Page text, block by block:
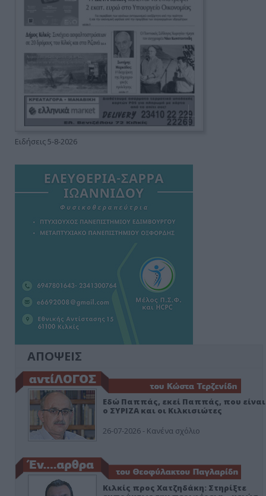
Ειδήσεις 5-8-2026
ΑΠΟΨΕΙΣ
Εδώ Παππάς, εκεί Παππάς, που είναι
ο ΣΥΡΙΖΑ και οι Κιλκισιώτες
26-07-2026 - Κανένα σχόλιο
Κιλκίς προς Χατζηδάκη: Στηρίξτε